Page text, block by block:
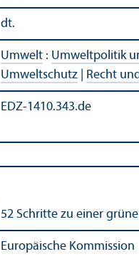
dt.
Umwelt : Umweltpolitik
Umweltschutz
Recht
EDZ-1410.343.de
52 Schritte zu einer
Europäische Kommission